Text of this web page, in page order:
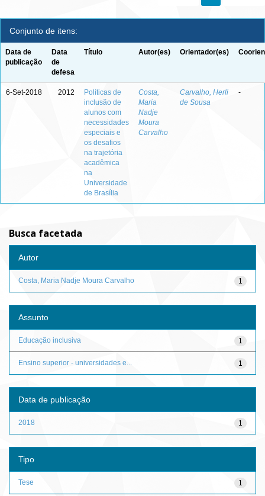
Conjunto de itens:
Data de
publicação
Data
de
defesa
Título Autor(es) Orientador(es)
6-Set-2018 2012
Políticas de
inclusão de
alunos com
necessidades
especiais e
os desafios
na trajetória
acadêmica
na
Universidade
de Brasília
Costa,
Maria
Nadje
Moura
Carvalho
Carvalho, Herli
de Sousa
-
Busca facetada
Autor
1
Costa, Maria Nadje Moura Carvalho
Assunto
1
Educação inclusiva
1
Ensino superior - universidades e...
Data de publicação
1
2018
Tipo
1
Tese